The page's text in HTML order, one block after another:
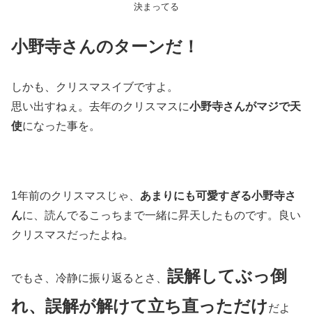
決まってる
小野寺さんのターンだ！
しかも、クリスマスイブですよ。
思い出すねぇ。去年のクリスマスに小野寺さんがマジで天
使になった事を。
1年前のクリスマスじゃ、 あまりにも可愛すぎる小野寺さ
んに、読んでるこっちまで一緒に昇天したものです。良い
クリスマスだったよね。
でもさ、冷静に振り返るとさ、 誤解してぶっ倒
れ、誤解が解けて立ち直っただけだよ